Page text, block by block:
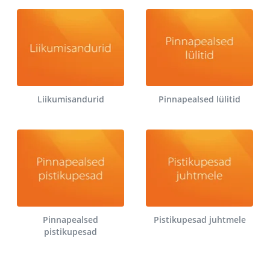
Liikumisandurid Pinnapealsed lülitid
Pinnapealsed
pistikupesad
Pistikupesad juhtmele